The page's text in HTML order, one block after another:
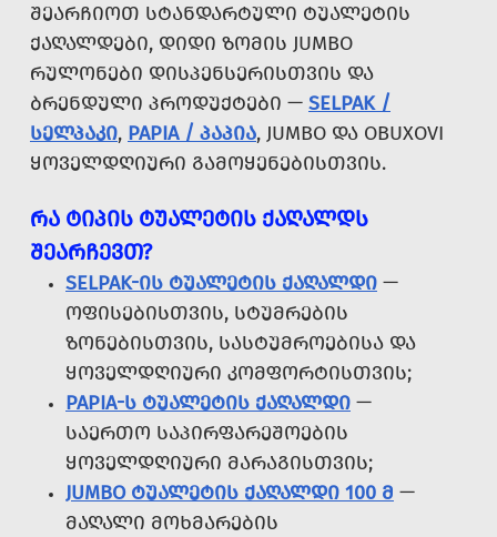
ᲨᲔᲐᲠᲩᲘᲝᲗ ᲡᲢᲐᲜᲓᲐᲠᲢᲣᲚᲘ ᲢᲣᲐᲚᲔᲢᲘᲡ
ᲥᲐᲦᲐᲚᲓᲔᲑᲘ, ᲓᲘᲓᲘ ᲖᲝᲛᲘᲡ JUMBO
ᲠᲣᲚᲝᲜᲔᲑᲘ ᲓᲘᲡᲞᲔᲜᲡᲔᲠᲘᲡᲗᲕᲘᲡ ᲓᲐ
ᲑᲠᲔᲜᲓᲣᲚᲘ ᲞᲠᲝᲓᲣᲥᲢᲔᲑᲘ — SELPAK /
ᲡᲔᲚᲞᲐᲙᲘ, PAPIA / ᲞᲐᲞᲘᲐ, JUMBO ᲓᲐ OBUXOVI
ᲧᲝᲕᲔᲚᲓᲦᲘᲣᲠᲘ ᲒᲐᲛᲝᲧᲔᲜᲔᲑᲘᲡᲗᲕᲘᲡ.
ᲠᲐ ᲢᲘᲞᲘᲡ ᲢᲣᲐᲚᲔᲢᲘᲡ ᲥᲐᲦᲐᲚᲓᲡ
ᲨᲔᲐᲠᲩᲔᲕᲗ?
SELPAK-ᲘᲡ ᲢᲣᲐᲚᲔᲢᲘᲡ ᲥᲐᲦᲐᲚᲓᲘ —
ᲝᲤᲘᲡᲔᲑᲘᲡᲗᲕᲘᲡ, ᲡᲢᲣᲛᲠᲔᲑᲘᲡ
ᲖᲝᲜᲔᲑᲘᲡᲗᲕᲘᲡ, ᲡᲐᲡᲢᲣᲛᲠᲝᲔᲑᲘᲡᲐ ᲓᲐ
ᲧᲝᲕᲔᲚᲓᲦᲘᲣᲠᲘ ᲙᲝᲛᲤᲝᲠᲢᲘᲡᲗᲕᲘᲡ;
PAPIA-Ს ᲢᲣᲐᲚᲔᲢᲘᲡ ᲥᲐᲦᲐᲚᲓᲘ —
ᲡᲐᲔᲠᲗᲝ ᲡᲐᲞᲘᲠᲤᲐᲠᲔᲨᲝᲔᲑᲘᲡ
ᲧᲝᲕᲔᲚᲓᲦᲘᲣᲠᲘ ᲛᲐᲠᲐᲒᲘᲡᲗᲕᲘᲡ;
JUMBO ᲢᲣᲐᲚᲔᲢᲘᲡ ᲥᲐᲦᲐᲚᲓᲘ 100 Მ —
ᲛᲐᲦᲐᲚᲘ ᲛᲝᲮᲛᲐᲠᲔᲑᲘᲡ